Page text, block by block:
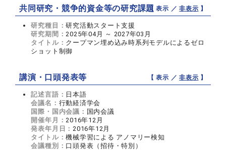
共同研究・競争的資金等の研究課題【 表示 ／非表示 】
研究種目：研究活動スタート支援
研究期間： 2025年04月 ～ 2027年03月
タイトル： クープマン埋め込み時系列モデルによるゼロ
ショット制御
講演・口頭発表等 【 表示 ／非表示 】
記述言語： 日本語
会議名： 行動経済学会
国際・国内会議： 国内会議
開催年月： 2016年12月
発表年月日： 2016年12月
タイトル：機械学習による アノマリー検知
会議種別： 口頭発表（招待・特別）